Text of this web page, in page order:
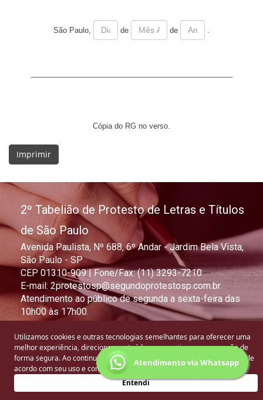
São Paulo, de de
Cópia do RG no verso.
2º Tabelião de Protesto de Letras e Títulos
de São Paulo
Avenida Paulista, Nº 688, 6º Andar - Jardim Bela Vista,
São Paulo - SP
CEP 01310-909 | Fone/Fax: (11) 3293-7210
E-mail: 2protestosp@segundoprotestosp.com.br
Atendimento ao público de segunda a sexta-feira das
10h00 às 17h00.
Copyright © 2023 - 2026 - Todos os direitos reservados
Atendimento via Whatsapp
Utilizamos cookies e outras tecnologias semelhantes para oferecer uma
melhor experiência, direcionar conteúdos e garantir uma navegação de
forma segura. Ao continuar navegando, entendemos que está ciente e de
acordo com seu uso e com nossaPolítica de Privacidade.
Entendi